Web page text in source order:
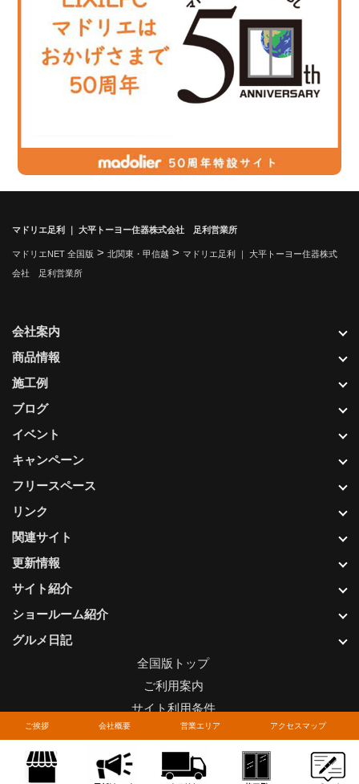
ご挨拶 会社概要 営業エリア アクセスマップ
マドリエ足利 ｜ 大平トーヨー住器株式会社 足利営業所
マドリエNET 全国版 > 北関東・甲信越 > マドリエ足利 ｜ 大平トーヨー住器株式
会社 足利営業所
更新情報
サイト紹介
ショールーム紹介
グルメ日記
会社案内
商品情報
施工例
ブログ
イベント
キャンペーン
フリースペース
リンク
関連サイト
全国版トップ
ご利用案内
サイト利用条件
プライバシーポリシー
関連リンク
お問い合わせについて